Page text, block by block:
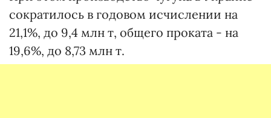
сократилось в годовом исчислении на
21,1%, до 9,4 млн т, общего проката - на
19,6%, до 8,73 млн т.